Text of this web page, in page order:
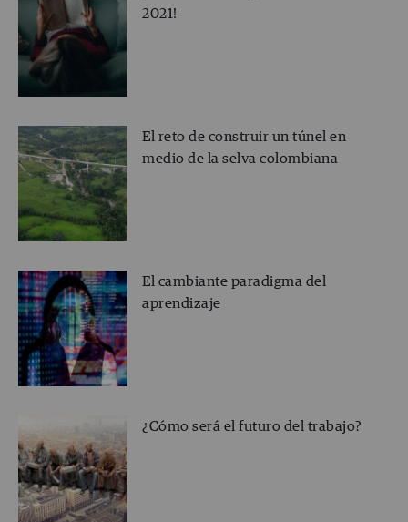
2021!
El reto de construir un túnel en
medio de la selva colombiana
El cambiante paradigma del
aprendizaje
¿Cómo será el futuro del trabajo?